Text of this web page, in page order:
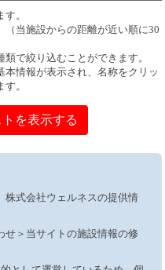
。
当施設からの距離が近い順に30
で絞り込むことができます。
情報が表示され、名称をクリッ
。
を表示する
株式会社ウェルネスの提供情
せ＞当サイトの施設情報の修